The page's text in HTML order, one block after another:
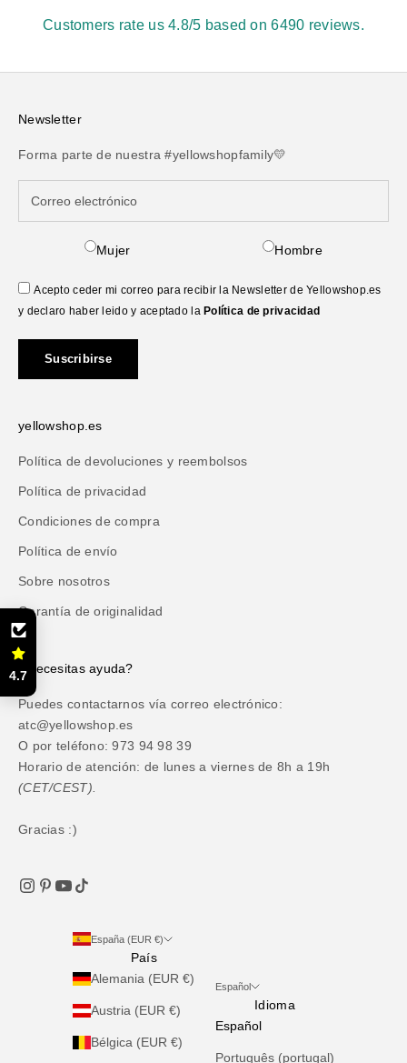
Customers rate us 4.8/5 based on 6490 reviews.
Newsletter
Forma parte de nuestra #yellowshopfamily💛
Mujer Hombre
Acepto ceder mi correo para recibir la Newsletter de Yellowshop.es
y declaro haber leido y aceptado la Política de privacidad
Suscribirse
yellowshop.es
Política de devoluciones y reembolsos
Política de privacidad
Condiciones de compra
Política de envío
Sobre nosotros
Garantía de originalidad
¿Necesitas ayuda?
Puedes contactarnos vía correo electrónico:
atc@yellowshop.es
O por teléfono: 973 94 98 39
Horario de atención: de lunes a viernes de 8h a 19h
(CET/CEST).
Gracias :)
España (EUR €)
País
Alemania (EUR €)
Austria (EUR €)
Bélgica (EUR €)
Español
Idioma
Español
Português (portugal)
4.7